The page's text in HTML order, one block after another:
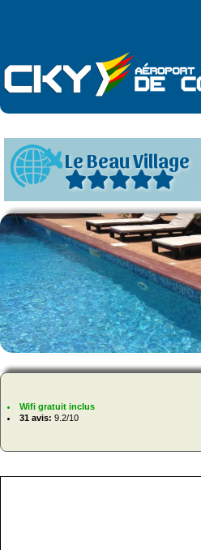
Le Beau Village
Wifi gratuit inclus
31 avis: 9.2/10